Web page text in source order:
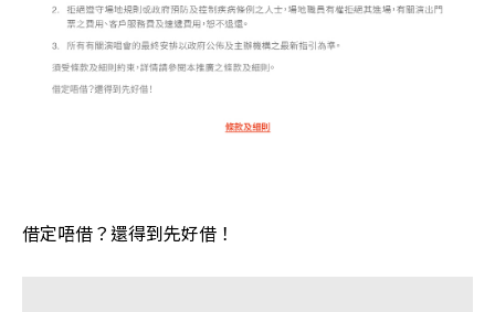
借定唔借？還得到先好借！